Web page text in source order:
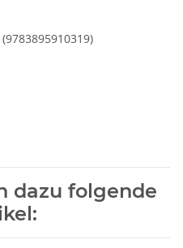
dazu folgende